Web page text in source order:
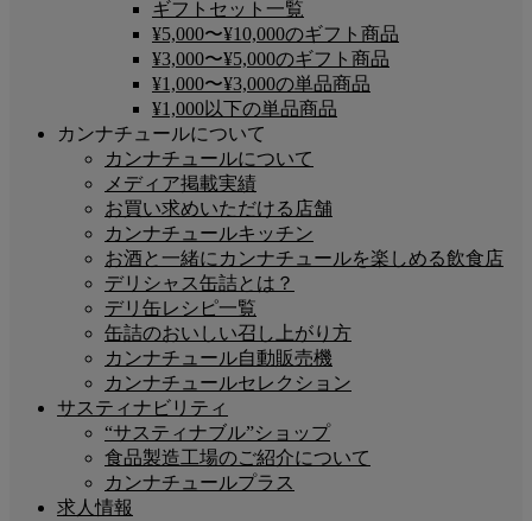
ギフトセット一覧
¥5,000〜¥10,000のギフト商品
¥3,000〜¥5,000のギフト商品
¥1,000〜¥3,000の単品商品
¥1,000以下の単品商品
カンナチュールについて
カンナチュールについて
メディア掲載実績
お買い求めいただける店舗
カンナチュールキッチン
お酒と一緒にカンナチュールを楽しめる飲食店
デリシャス缶詰とは？
デリ缶レシピ一覧
缶詰のおいしい召し上がり方
カンナチュール自動販売機
カンナチュールセレクション
サスティナビリティ
“サスティナブル”ショップ
食品製造工場のご紹介について
カンナチュールプラス
求人情報